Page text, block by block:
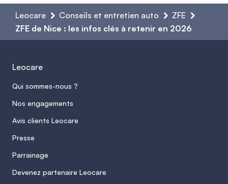
Leocare Conseils et entretien auto
ZFE
ZFE de Nice : les infos clés à retenir en 2026
Leocare
Qui sommes-nous ?
Nos engagements
Avis clients Leocare
Presse
Parrainage
Devenez partenaire Leocare